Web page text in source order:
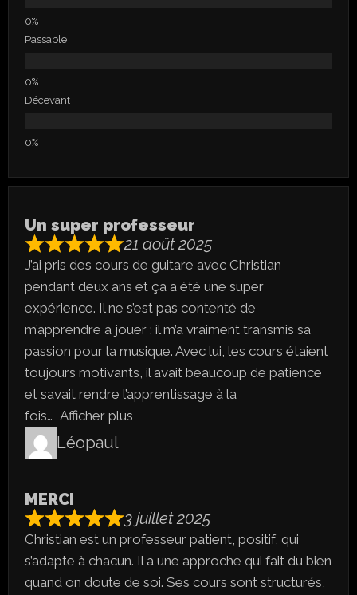
Passable
Décevant
Un super professeur
21 août 2025
J’ai pris des cours de guitare avec Christian
pendant deux ans et ça a été une super
expérience. Il ne s’est pas contenté de
m’apprendre à jouer : il m’a vraiment transmis sa
passion pour la musique. Avec lui, les cours étaient
toujours motivants, il avait beaucoup de patience
et savait rendre l’apprentissage à la
fois
Afficher plus
Léopaul
MERCI
3 juillet 2025
Christian est un professeur patient, positif, qui
s’adapte à chacun. Il a une approche qui fait du bien
quand on doute de soi. Ses cours sont structurés,